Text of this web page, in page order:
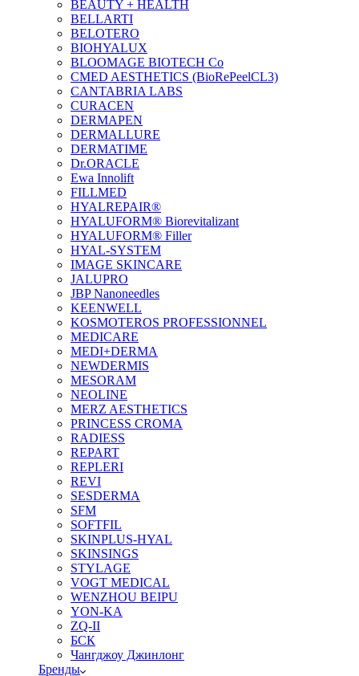
BEAUTY + HEALTH
BELLARTI
BELOTERO
BIOHYALUX
BLOOMAGE BIOTECH Co
CMED AESTHETICS (BioRePeelCL3)
CANTABRIA LABS
CURACEN
DERMAPEN
DERMALLURE
DERMATIME
Dr.ORACLE
Ewa Innolift
FILLMED
НYALREPAIR®
HYALUFORM® Biorevitalizant
HYALUFORM® Filler
HYAL-SYSTEM
IMAGE SKINCARE
JALUPRO
JBP Nanoneedles
KEENWELL
KOSMOTEROS PROFESSIONNEL
MEDICARE
MEDI+DERMA
NEWDERMIS
MESORAM
NEOLINE
MERZ AESTHETICS
PRINCESS CROMA
RADIESS
REPART
REPLERI
REVI
SESDERMA
SFM
SOFTFIL
SKINPLUS-HYAL
SKINSINGS
STYLAGE
VOGT MEDICAL
WENZHOU BEIPU
YON-KA
ZQ-II
БСК
Чангджоу Джинлонг
Бренды